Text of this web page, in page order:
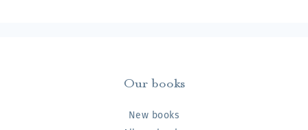
Our books
New books